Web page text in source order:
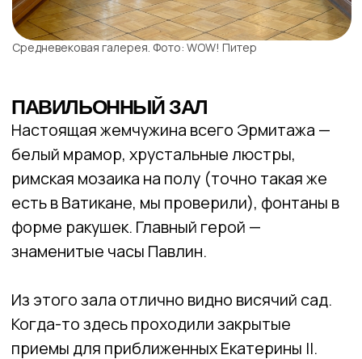
Фойе эрмитажного театра. Фото: WOW! Питер
Пасмурным ноябрьским вечером
императрица Екатерина рассматривала
гравюры ватиканских лоджий.